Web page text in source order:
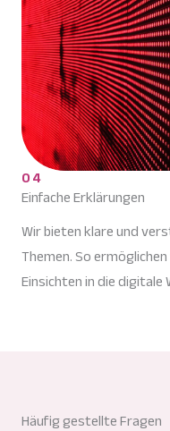
04
Einfache Erklärungen
Wir bieten klare und
Themen. So
Einsichten in die digitale
Häufig gestellte Fragen